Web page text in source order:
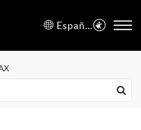
Español (España)